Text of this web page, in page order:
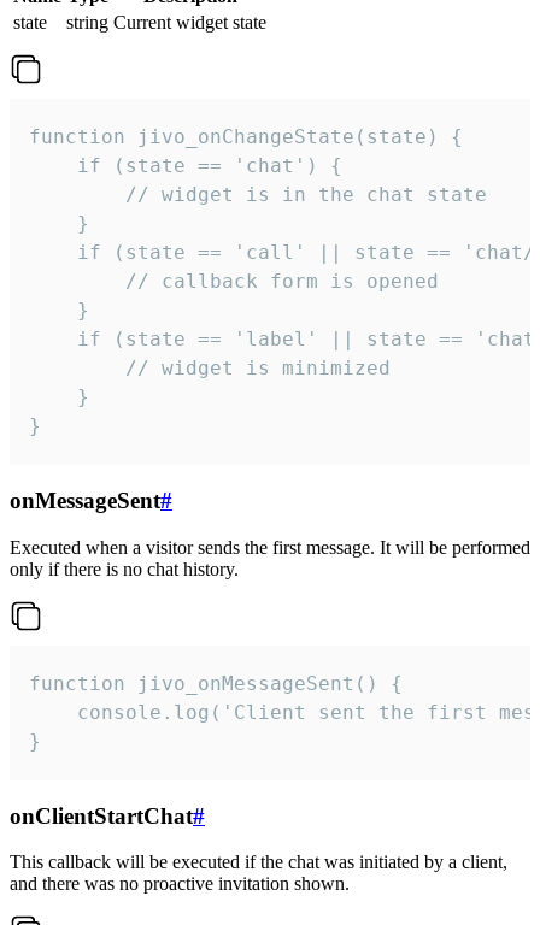
state
string Current widget state
function jivo_onChangeState(state) {
    if (state == 'chat') {
        // widget is in the chat state
    }
if (state == 'call' || state ==
        // callback form is opened
    }
if (state == 'label' || state ==
        // widget is minimized
    }
}
onMessageSent#
Executed when a visitor sends the first message. It will be performed
only if there is no chat history.
function jivo_onMessageSent() {
console.log('Client sent the first
}
onClientStartChat#
This callback will be executed if the chat was initiated by a client,
and there was no proactive invitation shown.